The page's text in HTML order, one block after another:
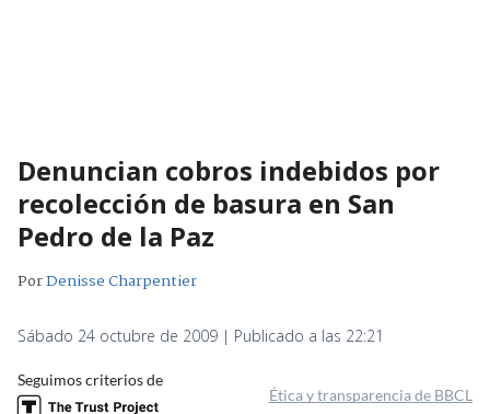
Denuncian cobros indebidos por
recolección de basura en San
Pedro de la Paz
PorDenisse Charpentier
Sábado 24 octubre de 2009 | Publicado a las 22:21
Seguimos criterios de
Ética y transparencia de BBCL